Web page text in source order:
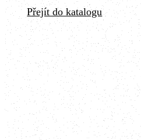
Přejít do katalogu
podíl jílu, díky čemuž lépe
ukládá vlhkost, akumuluje
teplo a podporuje příjemné
mikroklima v interiéru.